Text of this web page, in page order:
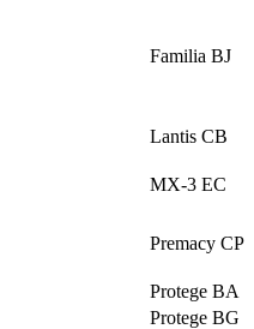
Familia BJ
Lantis CB
MX-3 EC
Premacy CP
Protege BA
Protege BG